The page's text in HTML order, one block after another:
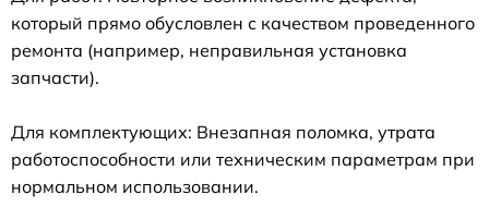
который прямо обусловлен с качеством проведенного
ремонта (например, неправильная установка
запчасти).
Для комплектующих: Внезапная поломка, утрата
работоспособности или техническим параметрам при
нормальном использовании.